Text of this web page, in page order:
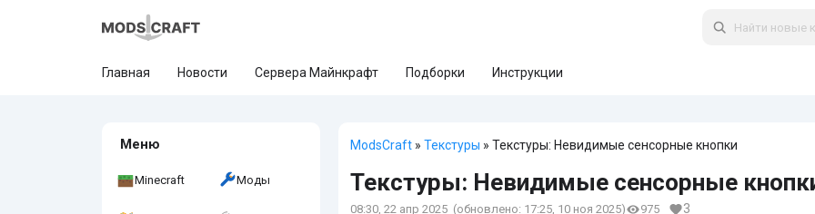
Главная Новости Сервера Майнкрафт Подборки Инструкции
Меню
Minecraft Моды
ModsCraft » Текстуры » Текстуры: Невидимые сенсорные кнопки
Текстуры: Невидимые сенсорные
08:30, 22 апр 2025 (обновлено: 17:25, 10 ноя 2025) 975 3